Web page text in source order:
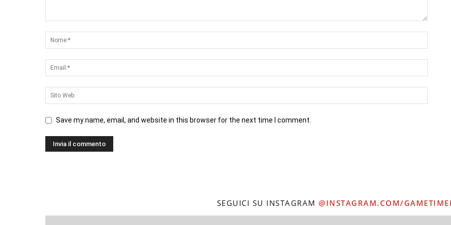
Save my name, email, and website in this browser for the next time I comment.
SEGUICI SU INSTAGRAM @INSTAGRAM.COM/